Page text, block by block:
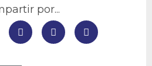
por...